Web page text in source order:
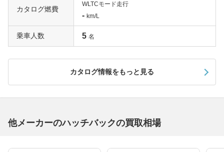
カタログ燃費
WLTCモード走行
- km/L
乗車人数 5 名
カタログ情報をもっと見る
他メーカーのハッチバックの買取相場